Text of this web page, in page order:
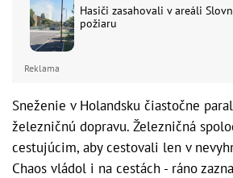
Hasiči zasahovali v areáli
požiaru
Reklama
Sneženie v Holandsku čiastočne
železničnú dopravu. Železničná
cestujúcim, aby cestovali len v
Chaos vládol i na cestách - ráno